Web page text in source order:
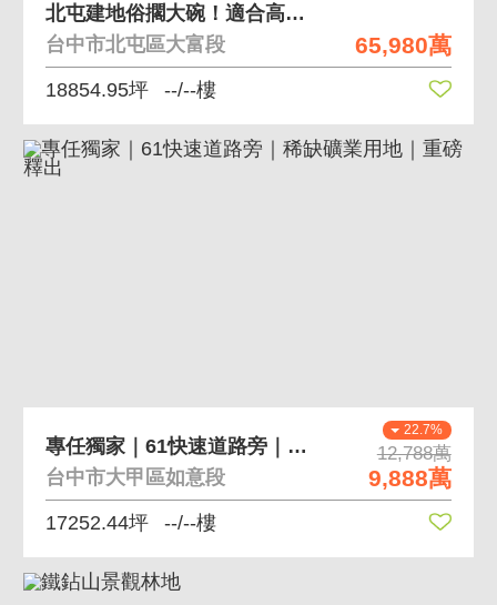
65,980萬
北屯建地俗擱大碗！適合高級豪宅開發
台中市北屯區大富段
18854.95坪 --/--樓
22.7%
12,788萬
9,888萬
專任獨家｜61快速道路旁｜稀缺礦業用地｜重磅釋出
台中市大甲區如意段
17252.44坪 --/--樓